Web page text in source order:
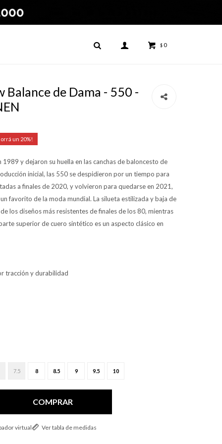
$ 0
Balance de Dama - 550 -
20
y dejaron su huella en las canchas de baloncesto de
inicial, las 550 se despidieron por un tiempo para
a finales de 2020, y volvieron para quedarse en 2021,
favorito de la moda mundial. La silueta estilizada y baja de
los diseños más resistentes de finales de los 80, mientras
superior de cuero sintético es un aspecto clásico en
tracción y durabilidad
7.5 8 8.5 9 9.5 10
COMPRAR
virtual Ver tabla de medidas